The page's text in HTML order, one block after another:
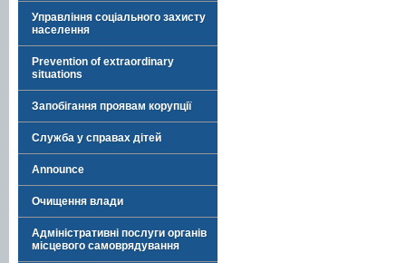
Управління соціального захисту
населення
Prevention of extraordinary
situations
Запобігання проявам корупції
Служба у справах дітей
Announce
Очищення влади
Адміністративні послуги органів
місцевого самоврядування